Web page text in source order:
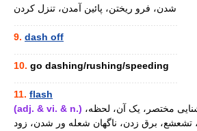
شدن، فرو ریختن، پائین آمدن، تنزل کردن
9. dash off
10. go dashing/rushing/speeding
11. flash
(adj. & vi. & n.)
تشعشع، برق زدن، ناگهان شعله ور شدن، زود